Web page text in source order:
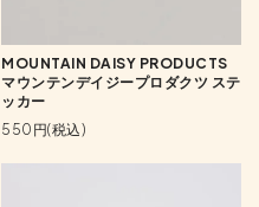
MOUNTAIN DAISY PRODUCTS
マウンテンデイジープロダクツ ステ
ッカー
550円(税込)